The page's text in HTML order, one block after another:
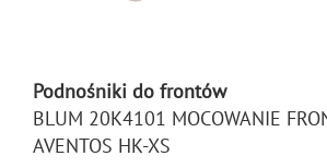
Podnośniki do frontów
BLUM 20K4101 MOCOWANIE
AVENTOS HK-XS